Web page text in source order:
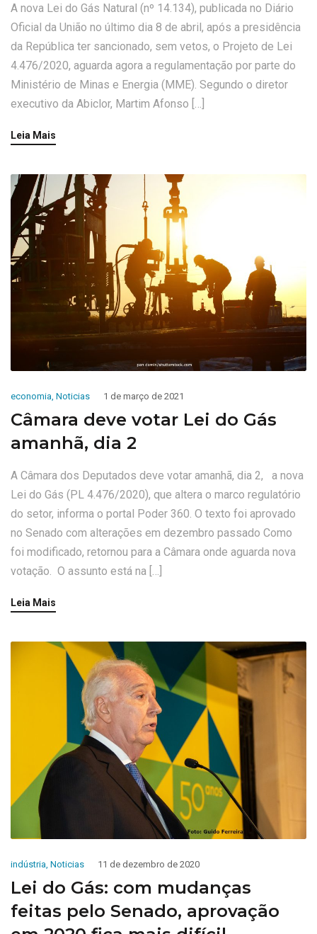
A nova Lei do Gás Natural (nº 14.134), publicada no Diário
Oficial da União no último dia 8 de abril, após a presidência
da República ter sancionado, sem vetos, o Projeto de Lei
4.476/2020, aguarda agora a regulamentação por parte do
Ministério de Minas e Energia (MME). Segundo o diretor
executivo da Abiclor, Martim Afonso […]
Leia Mais
economia, Noticias 1 de março de 2021
Câmara deve votar Lei do Gás
amanhã, dia 2
A Câmara dos Deputados deve votar amanhã, dia 2, a nova
Lei do Gás (PL 4.476/2020), que altera o marco regulatório
do setor, informa o portal Poder 360. O texto foi aprovado
no Senado com alterações em dezembro passado Como
foi modificado, retornou para a Câmara onde aguarda nova
votação. O assunto está na […]
Leia Mais
indústria, Noticias 11 de dezembro de 2020
Lei do Gás: com mudanças
feitas pelo Senado, aprovação